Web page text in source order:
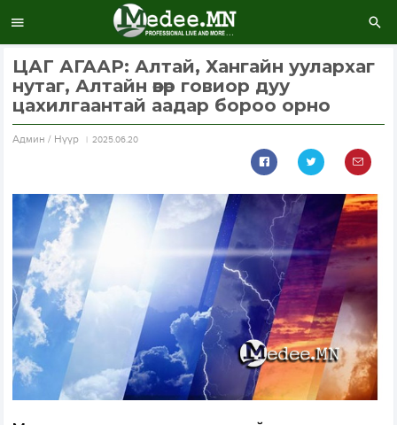
ЦАГ АГААР: Алтай, Хангайн уулархаг
нутаг, Алтайн өвөр говиор дуу
цахилгаантай аадар бороо орно
Aдмин / Нүүр 2025.06.20